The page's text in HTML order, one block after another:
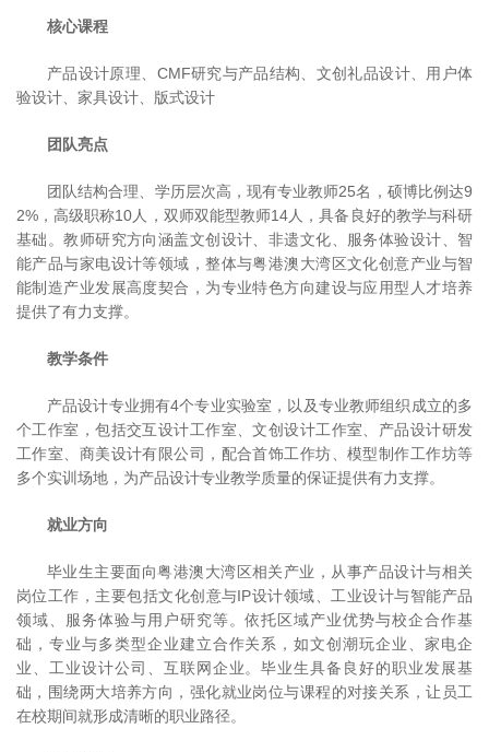
核心课程
产品设计原理、CMF研究与产品结构、文创礼品设计、用户体
验设计、家具设计、版式设计
团队亮点
团队结构合理、学历层次高，现有专业教师25名，硕博比例达9
2%，高级职称10人，双师双能型教师14人，具备良好的教学与科研
基础。教师研究方向涵盖文创设计、非遗文化、服务体验设计、智
能产品与家电设计等领域，整体与粤港澳大湾区文化创意产业与智
能制造产业发展高度契合，为专业特色方向建设与应用型人才培养
提供了有力支撑。
教学条件
产品设计专业拥有4个专业实验室，以及专业教师组织成立的多
个工作室，包括交互设计工作室、文创设计工作室、产品设计研发
工作室、商美设计有限公司，配合首饰工作坊、模型制作工作坊等
多个实训场地，为产品设计专业教学质量的保证提供有力支撑。
就业方向
毕业生主要面向粤港澳大湾区相关产业，从事产品设计与相关
岗位工作，主要包括文化创意与IP设计领域、工业设计与智能产品
领域、服务体验与用户研究等。依托区域产业优势与校企合作基
础，专业与多类型企业建立合作关系，如文创潮玩企业、家电企
业、工业设计公司、互联网企业。毕业生具备良好的职业发展基
础，围绕两大培养方向，强化就业岗位与课程的对接关系，让员工
在校期间就形成清晰的职业路径。